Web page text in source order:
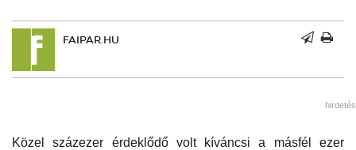
FAIPAR.HU
hirdetés
Közel százezer érdeklődő volt kíváncsi a másfél ezer